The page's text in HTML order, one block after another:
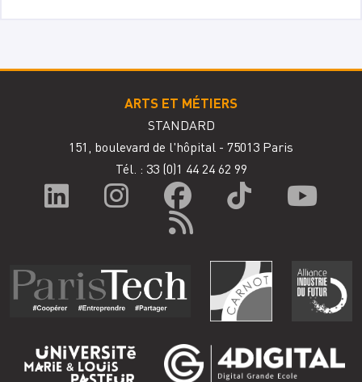
ARTS ET MÉTIERS
STANDARD
151, boulevard de l'hôpital - 75013 Paris
Tél. : 33 (0)1 44 24 62 99